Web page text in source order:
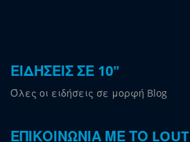
ΕΙΔΗΣΕΙΣ ΣΕ 10"
Όλες οι ειδήσεις σε μορφή Blog
ΕΠΙΚΟΙΝΩΝΙΑ ΜΕ ΤΟ